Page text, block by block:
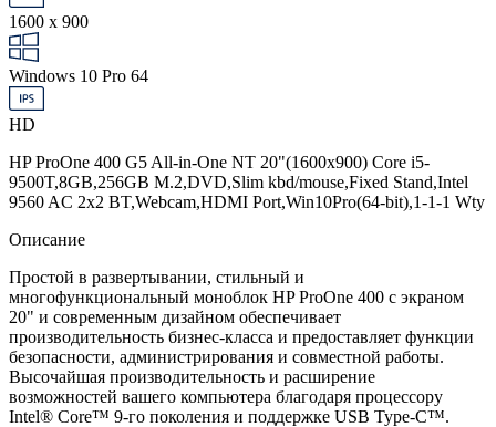
1600 x 900
Windows 10 Pro 64
HD
HP ProOne 400 G5 All-in-One NT 20"(1600x900) Core i5-
9500T,8GB,256GB M.2,DVD,Slim kbd/mouse,Fixed Stand,Intel
9560 AC 2x2 BT,Webcam,HDMI Port,Win10Pro(64-bit),1-1-1 Wty
Описание
Простой в развертывании, стильный и
многофункциональный моноблок HP ProOne 400 с экраном
20" и современным дизайном обеспечивает
производительность бизнес-класса и предоставляет функции
безопасности, администрирования и совместной работы.
Высочайшая производительность и расширение
возможностей вашего компьютера благодаря процессору
Intel® Core™ 9-го поколения и поддержке USB Type-C™.